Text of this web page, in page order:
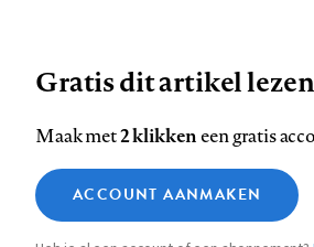
op
Facebook
op
LinkedIn
op
Bluesky
ons
op
Instagram
Footer
Contact Colofon Disclaimer Privacy
Medische
betrouwbare
Zie onze cookie policy
Analytische cookies
Gratis dit artikel
Maak met2 klikkeneen gratis
ACCOUNT AANMAKEN